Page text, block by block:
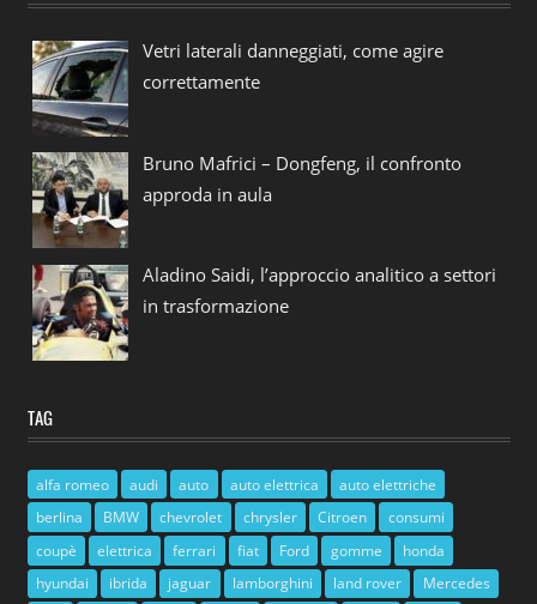
Vetri laterali danneggiati, come agire
correttamente
Bruno Mafrici – Dongfeng, il confronto
approda in aula
Aladino Saidi, l’approccio analitico a settori
in trasformazione
TAG
alfa romeo audi auto auto elettrica
auto elettriche
berlina
BMW chevrolet chrysler Citroen
consumi
coupè
elettrica ferrari fiat Ford gomme
honda
hyundai
ibrida jaguar lamborghini land rover
Mercedes